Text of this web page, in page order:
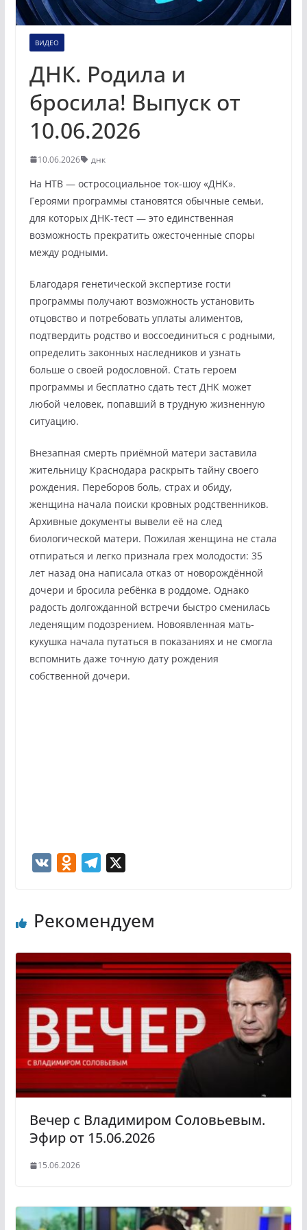
ВИДЕО
ДНК. Родила и
бросила! Выпуск от
10.06.2026
10.06.2026 днк
На НТВ — остросоциальное ток-шоу «ДНК».
Героями программы становятся обычные семьи,
для которых ДНК-тест — это единственная
возможность прекратить ожесточенные споры
между родными.
Благодаря генетической экспертизе гости
программы получают возможность установить
отцовство и потребовать уплаты алиментов,
подтвердить родство и воссоединиться с родными,
определить законных наследников и узнать
больше о своей родословной. Стать героем
программы и бесплатно сдать тест ДНК может
любой человек, попавший в трудную жизненную
ситуацию.
Внезапная смерть приёмной матери заставила
жительницу Краснодара раскрыть тайну своего
рождения. Переборов боль, страх и обиду,
женщина начала поиски кровных родственников.
Архивные документы вывели её на след
биологической матери. Пожилая женщина не стала
отпираться и легко признала грех молодости: 35
лет назад она написала отказ от новорождённой
дочери и бросила ребёнка в роддоме. Однако
радость долгожданной встречи быстро сменилась
леденящим подозрением. Новоявленная мать-
кукушка начала путаться в показаниях и не смогла
вспомнить даже точную дату рождения
собственной дочери.
o
l
a
s
s
n
i
k
i
e
r
a
m
Рекомендуем
Вечер с Владимиром Соловьевым.
Эфир от 15.06.2026
15.06.2026